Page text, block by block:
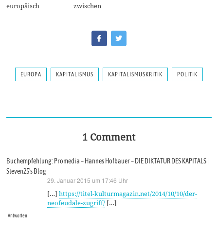
europäisch zwischen
EUROPA KAPITALISMUS KAPITALISMUSKRITIK POLITIK
1 Comment
Buchempfehlung: Promedia – Hannes Hofbauer – DIE DIKTATUR DES KAPITALS |
Steven25's Blog
29. Januar 2015 um 17:46 Uhr
[…]https://titel-kulturmagazin.net/2014/10/10/der-
neofeudale-zugriff/ […]
Antworten